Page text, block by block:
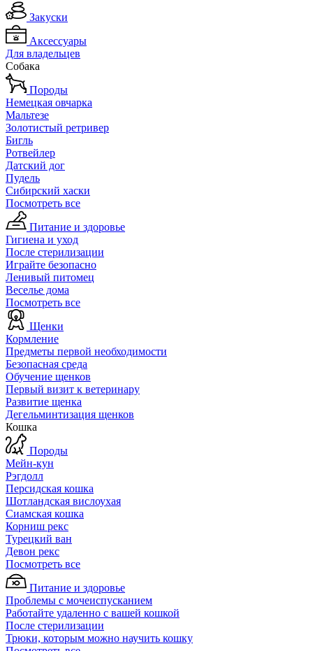
Закуски
Аксессуары
Для владельцев
Собака
Породы
Немецкая овчарка
Мальтезе
Золотистый ретривер
Бигль
Ротвейлер
Датский дог
Пудель
Сибирский хаски
Посмотреть все
Питание и здоровье
Гигиена и уход
После стерилизации
Играйте безопасно
Ленивый питомец
Веселье дома
Посмотреть все
Щенки
Кормление
Предметы первой необходимости
Безопасная среда
Обучение щенков
Первый визит к ветеринару
Развитие щенка
Дегельминтизация щенков
Кошка
Породы
Мейн-кун
Рэгдолл
Персидская кошка
Шотландская вислоухая
Сиамская кошка
Корниш рекс
Турецкий ван
Девон рекс
Посмотреть все
Питание и здоровье
Проблемы с мочеиспусканием
Работайте удаленно с вашей кошкой
После стерилизации
Трюки, которым можно научить кошку